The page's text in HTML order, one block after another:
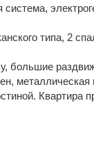
типа, 2
большие
Квартира